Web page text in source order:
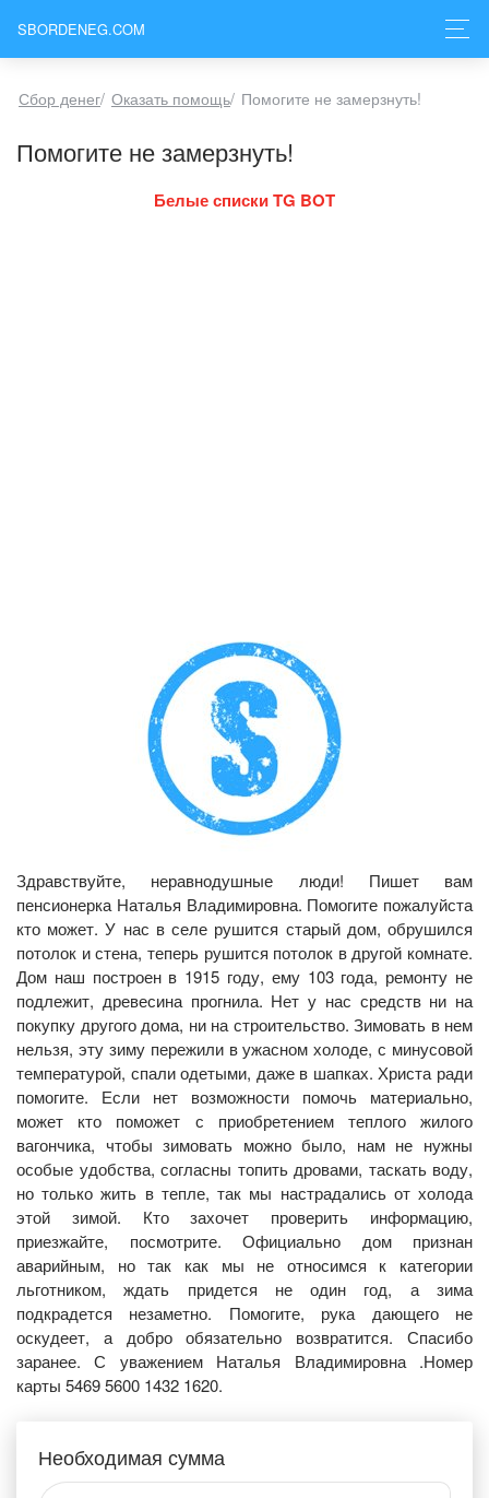
SBORDENEG.COM
Сбор денег/ Оказать помощь/ Помогите не замерзнуть!
Помогите не замерзнуть!
Белые списки TG BOT
Здравствуйте, неравнодушные люди! Пишет вам
пенсионерка Наталья Владимировна. Помогите пожалуйста
кто может. У нас в селе рушится старый дом, обрушился
потолок и стена, теперь рушится потолок в другой комнате.
Дом наш построен в 1915 году, ему 103 года, ремонту не
подлежит, древесина прогнила. Нет у нас средств ни на
покупку другого дома, ни на строительство. Зимовать в нем
нельзя, эту зиму пережили в ужасном холоде, с минусовой
температурой, спали одетыми, даже в шапках. Христа ради
помогите. Если нет возможности помочь материально,
может кто поможет с приобретением теплого жилого
вагончика, чтобы зимовать можно было, нам не нужны
особые удобства, согласны топить дровами, таскать воду,
но только жить в тепле, так мы настрадались от холода
этой зимой. Кто захочет проверить информацию,
приезжайте, посмотрите. Официально дом признан
аварийным, но так как мы не относимся к категории
льготником, ждать придется не один год, а зима
подкрадется незаметно. Помогите, рука дающего не
оскудеет, а добро обязательно возвратится. Спасибо
заранее. С уважением Наталья Владимировна .Номер
карты 5469 5600 1432 1620.
Необходимая сумма